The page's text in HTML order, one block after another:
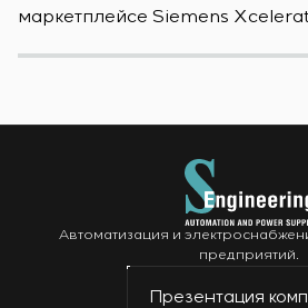
маркетплейсе Siemens
Автоматизация и
предприятий.
Презентация